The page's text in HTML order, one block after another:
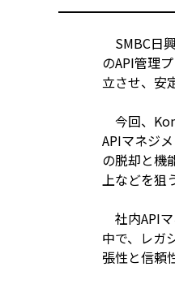
SMBC日
のAPI管理
立させ、安
今回、
APIマネジ
の脱却と機
上などを狙
社内API
中で、レガ
張性と信頼